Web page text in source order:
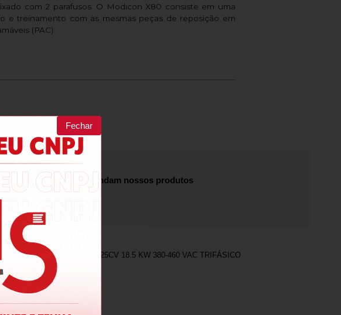
com 2 parafusos. O Modicon X80 consiste em uma
e treinamento com as mesmas peças de reposição em
(PAC).
dos clientes recomendam nossos produtos
SCHNEIDER 25CV 18.5 KW 380-460 VAC TRIFÁSICO
Fechar